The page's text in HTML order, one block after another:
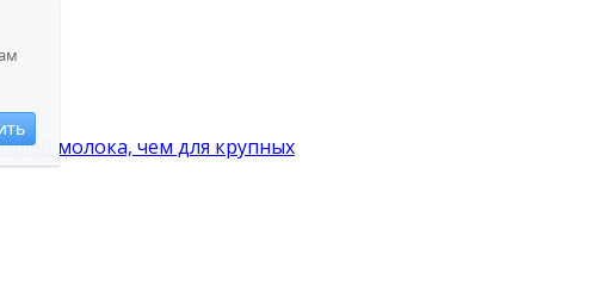
молока, чем для крупных